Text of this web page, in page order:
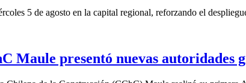
5 de agosto en la capital regional, reforzando el
Maule presentó nuevas autoridades